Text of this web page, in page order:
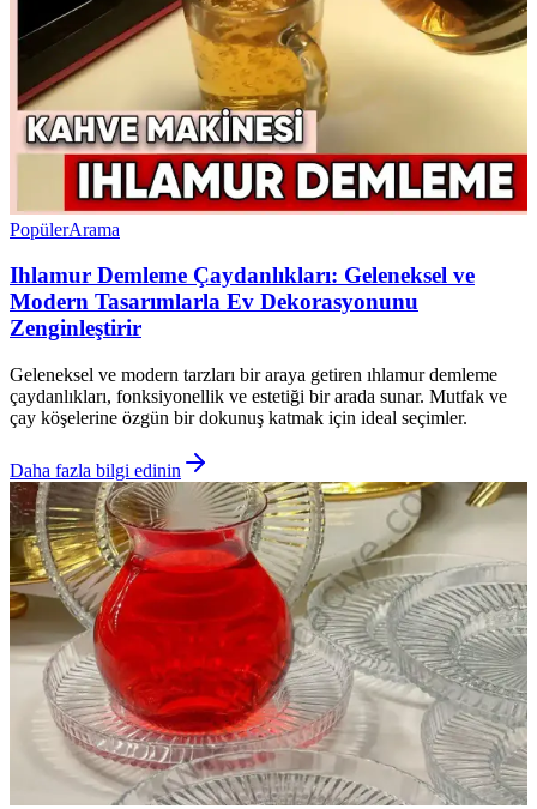
PopülerArama
Ihlamur Demleme Çaydanlıkları: Geleneksel ve
Modern Tasarımlarla Ev Dekorasyonunu
Zenginleştirir
Geleneksel ve modern tarzları bir araya getiren ıhlamur demleme
çaydanlıkları, fonksiyonellik ve estetiği bir arada sunar. Mutfak ve
çay köşelerine özgün bir dokunuş katmak için ideal seçimler.
Daha fazla bilgi edinin